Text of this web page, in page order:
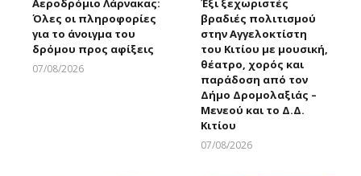
Αεροδρόμιο Λάρνακας:
Όλες οι πληροφορίες
για το άνοιγμα του
δρόμου προς αφίξεις
07/08/2026
Έξι ξεχωριστές
βραδιές πολιτισμού
στην Αγγελοκτίστη
του Κιτίου με μουσική,
θέατρο, χορός και
παράδοση από τον
Δήμο Δρομολαξιάς –
Μενεού και το Δ.Δ.
Κιτίου
07/08/2026